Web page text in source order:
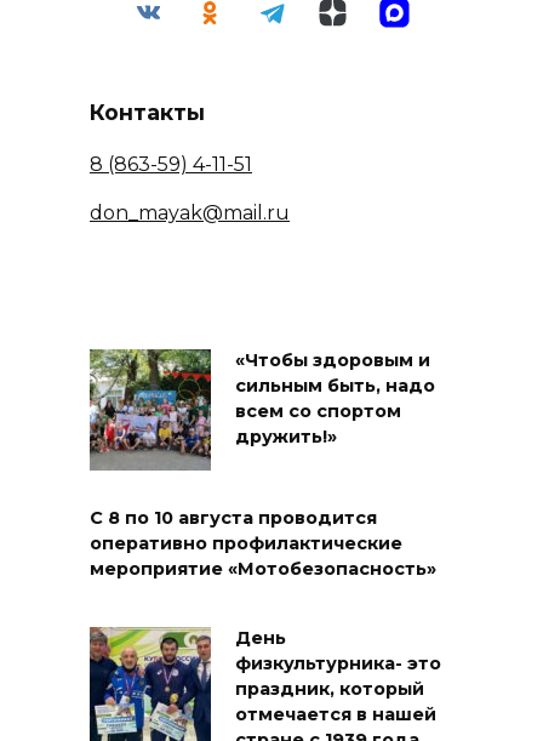
Контакты
8 (863-59) 4-11-51
don_mayak@mail.ru
«Чтобы здоровым и
сильным быть, надо
всем со спортом
дружить!»
С 8 по 10 августа проводится
оперативно профилактические
мероприятие «Мотобезопасность»
День
физкультурника- это
праздник, который
отмечается в нашей